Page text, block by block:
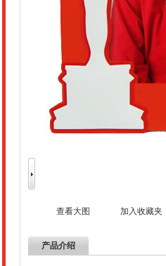
查看大图 加入收藏夹
产品介绍